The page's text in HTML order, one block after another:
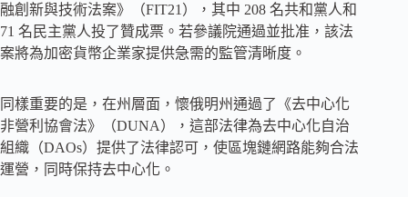
融創新與技術法案》（FIT21），其中 208 名共和黨人和
71 名民主黨人投了贊成票。若參議院通過並批准，該法
案將為加密貨幣企業家提供急需的監管清晰度。
同樣重要的是，在州層面，懷俄明州通過了《去中心化
非營利協會法》（DUNA），這部法律為去中心化自治
組織（DAOs）提供了法律認可，使區塊鏈網路能夠合法
運營，同時保持去中心化。